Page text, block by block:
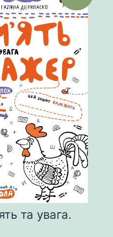
та увага.